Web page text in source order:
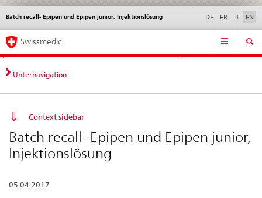
Direct
navigation:
news,
legal
contact
News &
standards
Contact | Support &
Help
Batch recall- Epipen und Epipen junior, Injektionslösung
Languages DE FR IT EN
Service
Main
Navigation
Swissmedic
Unternavigation
Context sidebar
Batch recall- Epipen und Epipen junior,
Injektionslösung
05.04.2017